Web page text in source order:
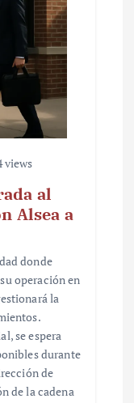
views
al
Alsea a
donde
operación en
la
se espera
durante
de
de la cadena